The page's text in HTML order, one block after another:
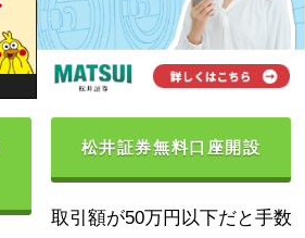
松井証券無料口座開設
取引額が50万円以下だと手数